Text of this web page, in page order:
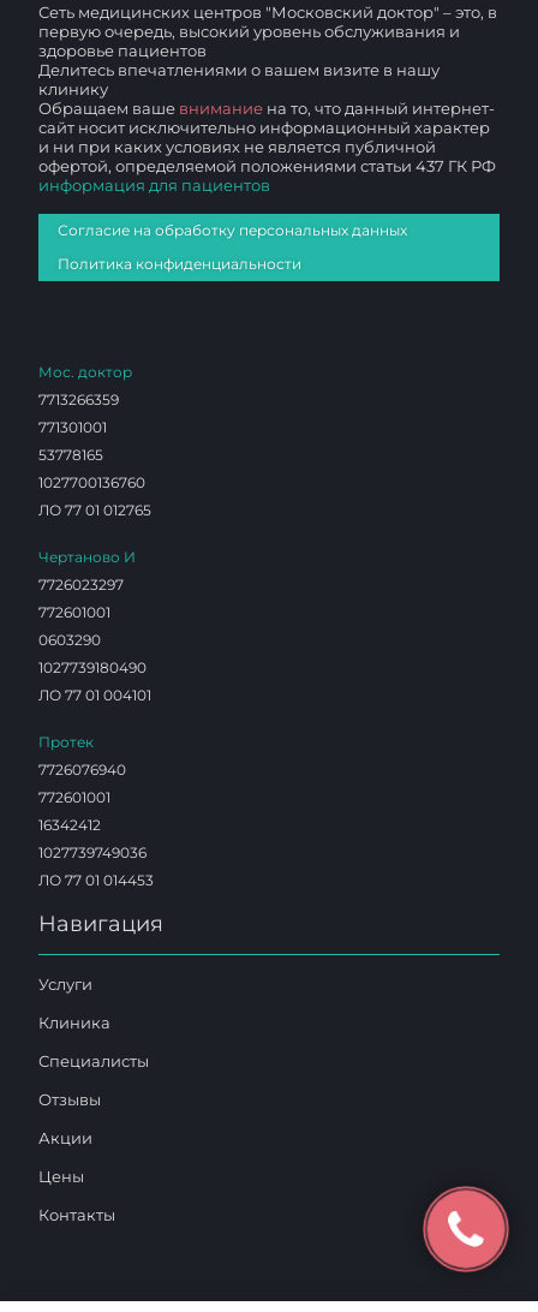
Сеть медицинских центров "Московский доктор" – это, в
первую очередь, высокий уровень обслуживания и
здоровье пациентов
Делитесь впечатлениями о вашем визите в нашу
клинику
Обращаем ваше внимание на то, что данный интернет-
сайт носит исключительно информационный характер
и ни при каких условиях не является публичной
офертой, определяемой положениями статьи 437 ГК РФ
информация для пациентов
Согласие на обработку персональных данных
Политика конфиденциальности
Мос. доктор
7713266359
771301001
53778165
1027700136760
ЛО 77 01 012765
Чертаново И
7726023297
772601001
0603290
1027739180490
ЛО 77 01 004101
Протек
7726076940
772601001
16342412
1027739749036
ЛО 77 01 014453
Навигация
Услуги
Клиника
Специалисты
Отзывы
Акции
Цены
Контакты